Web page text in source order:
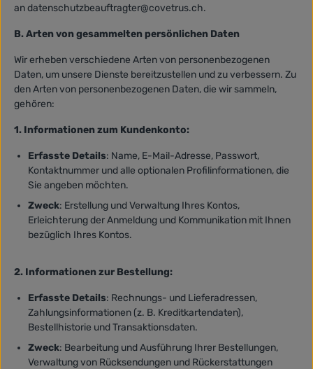
an datenschutzbeauftragter@covetrus.ch.
B. Arten von gesammelten persönlichen Daten
Wir erheben verschiedene Arten von personenbezogenen
Daten, um unsere Dienste bereitzustellen und zu verbessern. Zu
den Arten von personenbezogenen Daten, die wir sammeln,
gehören:
1. Informationen zum Kundenkonto:
Erfasste Details: Name, E-Mail-Adresse, Passwort,
Kontaktnummer und alle optionalen Profilinformationen, die
Sie angeben möchten.
Zweck: Erstellung und Verwaltung Ihres Kontos,
Erleichterung der Anmeldung und Kommunikation mit Ihnen
bezüglich Ihres Kontos.
2. Informationen zur Bestellung:
Erfasste Details: Rechnungs- und Lieferadressen,
Zahlungsinformationen (z. B. Kreditkartendaten),
Bestellhistorie und Transaktionsdaten.
Zweck: Bearbeitung und Ausführung Ihrer Bestellungen,
Verwaltung von Rücksendungen und Rückerstattungen